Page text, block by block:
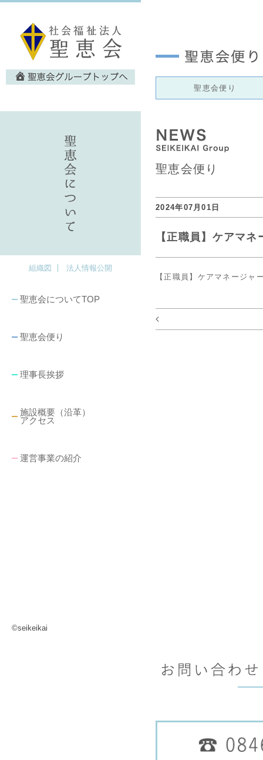
組織図 法人情報公開
聖恵会についてTOP
聖恵会便り
理事長挨拶
施設概要（沿革）
アクセス
運営事業の紹介
©seikeikai
聖恵会便り
聖恵会便り
2024年07月01日
【正職員】ケアマ
【正職員】ケアマネージャ